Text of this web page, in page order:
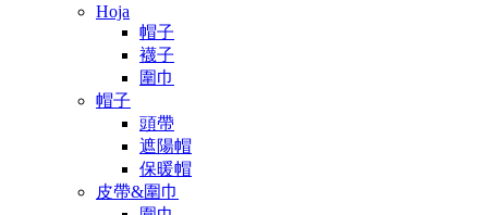
Hoja
帽子
襪子
圍巾
帽子
頭帶
遮陽帽
保暖帽
皮帶&圍巾